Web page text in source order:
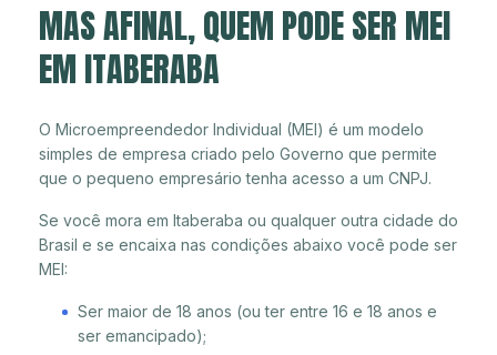
MAS AFINAL, QUEM PODE SER MEI
EM ITABERABA
O Microempreendedor Individual (MEI) é um modelo
simples de empresa criado pelo Governo que permite
que o pequeno empresário tenha acesso a um CNPJ.
Se você mora em Itaberaba ou qualquer outra cidade do
Brasil e se encaixa nas condições abaixo você pode ser
MEI:
Ser maior de 18 anos (ou ter entre 16 e 18 anos e
ser emancipado);